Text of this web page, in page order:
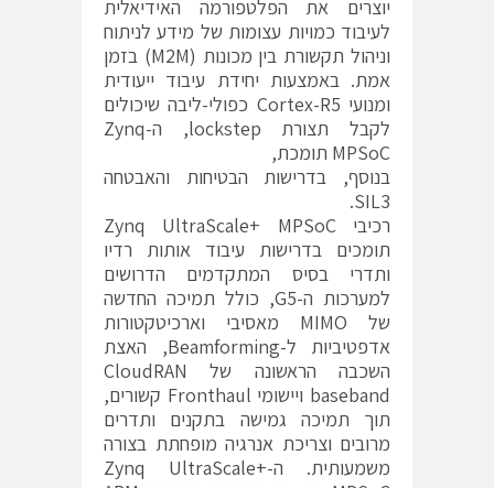
יוצרים את הפלטפורמה האידיאלית
לעיבוד כמויות עצומות של מידע לניתוח
וניהול תקשורת בין מכונות (M2M) בזמן
אמת. באמצעות יחידת עיבוד ייעודית
ומנועי Cortex-R5 כפולי-ליבה שיכולים
לקבל תצורת lockstep, ה-Zynq
MPSoC תומכת,
בנוסף, בדרישות הבטיחות והאבטחה
SIL3.
רכיבי Zynq UltraScale+ MPSoC
תומכים בדרישות עיבוד אותות רדיו
ותדרי בסיס המתקדמים הדרושים
למערכות ה-G5, כולל תמיכה החדשה
של MIMO מאסיבי וארכיטקטורות
אדפטיביות ל-Beamforming, האצת
השכבה הראשונה של CloudRAN
baseband ויישומי Fronthaul קשורים,
תוך תמיכה גמישה בתקנים ותדרים
מרובים וצריכת אנרגיה מופחתת בצורה
משמעותית. ה-Zynq UltraScale+